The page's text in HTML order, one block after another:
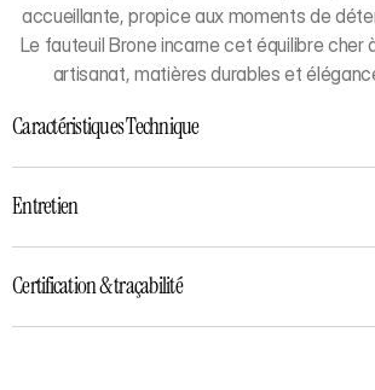
accueillante, propice aux moments de
Le fauteuil Brone incarne cet équilibre cher
artisanat, matières durables et
Caractéristiques Technique
Entretien
Certification & traçabilité